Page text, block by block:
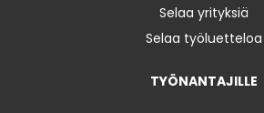
Selaa yrityksiä
Selaa työluetteloa
TYÖNANTAJILLE